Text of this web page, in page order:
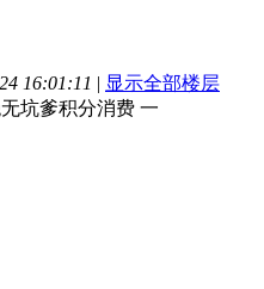
16:01:11 | 显示全部楼层
坑爹积分消费 一